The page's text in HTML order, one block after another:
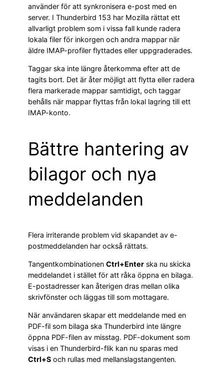
använder för att synkronisera e-post med en
server. I Thunderbird 153 har Mozilla rättat ett
allvarligt problem som i vissa fall kunde radera
lokala filer för inkorgen och andra mappar när
äldre IMAP-profiler flyttades eller uppgraderades.
Taggar ska inte längre återkomma efter att de
tagits bort. Det är åter möjligt att flytta eller radera
flera markerade mappar samtidigt, och taggar
behålls när mappar flyttas från lokal lagring till ett
IMAP-konto.
Bättre hantering av
bilagor och nya
meddelanden
Flera irriterande problem vid skapandet av e-
postmeddelanden har också rättats.
Tangentkombinationen Ctrl+Enter ska nu skicka
meddelandet i stället för att råka öppna en bilaga.
E-postadresser kan återigen dras mellan olika
skrivfönster och läggas till som mottagare.
När användaren skapar ett meddelande med en
PDF-fil som bilaga ska Thunderbird inte längre
öppna PDF-filen av misstag. PDF-dokument som
visas i en Thunderbird-flik kan nu sparas med
Ctrl+S och rullas med mellanslagstangenten.